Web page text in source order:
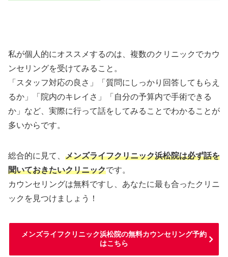
私が個人的にオススメするのは、複数のクリニックでカウ
ンセリングを受けてみること。
「スタッフ対応の良さ」「質問にしっかり回答してもらえ
るか」「院内のキレイさ」「自分の予算内で手術できる
か」など、実際に行って話をしてみることでわかることが
多いからです。
総合的に見て、 メンズライフクリニック浜松院は必ず話を
聞いておきたいクリニックです。
カウンセリングは無料ですし、あなたに最も合ったクリニ
ックを見つけましょう！
メンズライフクリニック浜松院の無料カウンセリング予約
はこちら